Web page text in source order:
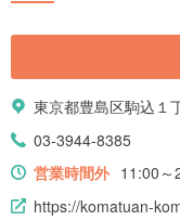
東京都豊島区駒込１
03-3944-8385
営業時間外 11:00～
https://komatuan-